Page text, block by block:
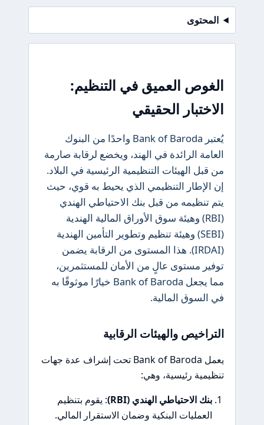
المحتوى
الغوص العميق في التنظيم:
الاختبار الحقيقي
يُعتبر Bank of Baroda واحدًا من البنوك
العامة الرائدة في الهند، ويخضع لرقابة صارمة
من قبل الهيئات التنظيمية الرئيسية في البلاد.
إن الإطار التنظيمي الذي يحيط به قوي، حيث
يتم تنظيمه من قبل بنك الاحتياطي الهندي
(RBI) وهيئة سوق الأوراق المالية الهندية
(SEBI) وهيئة تنظيم وتطوير التأمين الهندية
(IRDAI). هذا المستوى من الرقابة يضمن
توفير مستوى عالٍ من الأمان للمستثمرين،
مما يجعل Bank of Baroda خيارًا موثوقًا به
في السوق المالية.
التراخيص والهيئات الرقابية
يعمل Bank of Baroda تحت إشراف عدة جهات
تنظيمية رئيسية، وهي:
بنك الاحتياطي الهندي (RBI)
: يقوم بتنظيم
العمليات البنكية وضمان الاستقرار المالي.